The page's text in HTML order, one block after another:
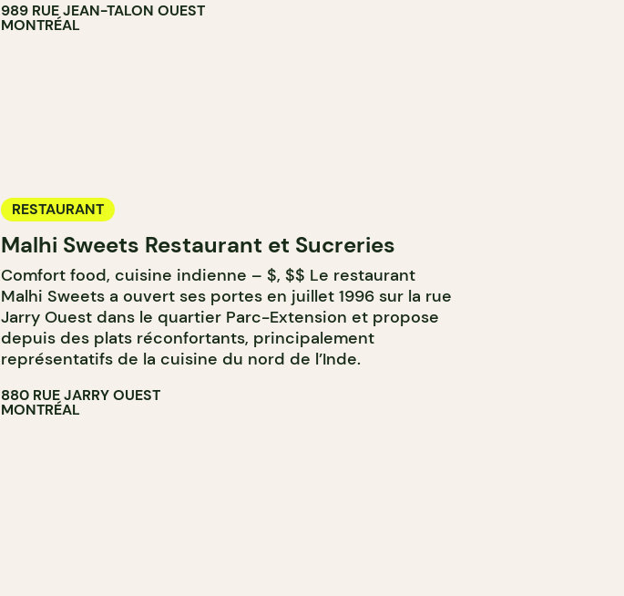
989 RUE JEAN-TALON OUEST
MONTRÉAL
RESTAURANT
Malhi Sweets Restaurant et Sucreries
Comfort food, cuisine indienne – $, $$ Le restaurant
Malhi Sweets a ouvert ses portes en juillet 1996 sur la rue
Jarry Ouest dans le quartier Parc-Extension et propose
depuis des plats réconfortants, principalement
représentatifs de la cuisine du nord de l’Inde.
880 RUE JARRY OUEST
MONTRÉAL